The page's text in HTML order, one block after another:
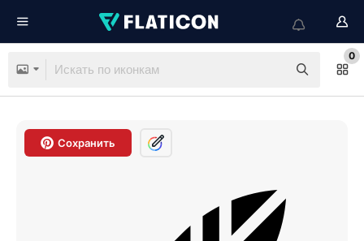
0
Сохранить